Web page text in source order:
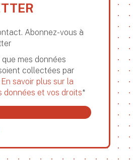
Abonnez-vous à
mes données
collectées par
En savoir plus sur la
données et vos droits*